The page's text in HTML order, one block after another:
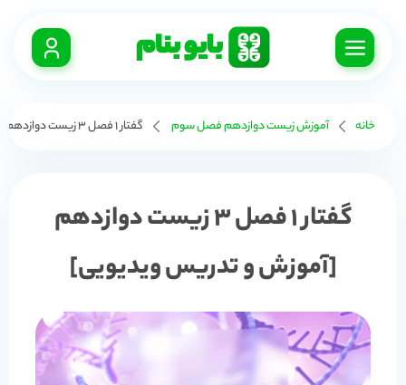
خانه آموزش زیست دوازدهم فصل سوم گفتار 1 فصل 3 زیست دوازدهم [آموزش و تدریس ویدیویی]
گفتار 1 فصل 3 زیست دوازدهم
[آموزش و تدریس ویدیویی]